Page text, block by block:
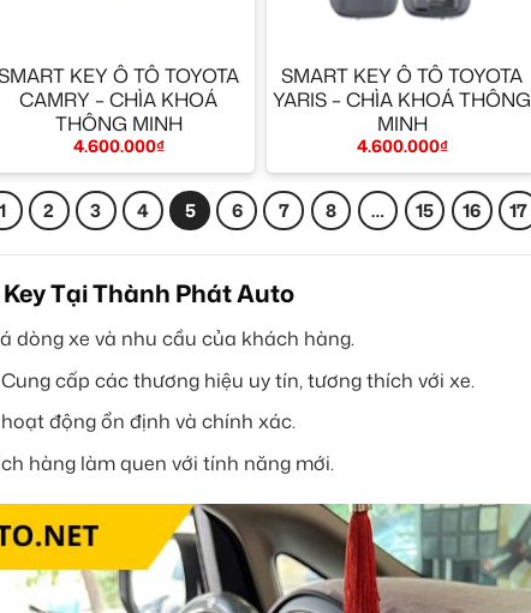
KEY Ô TÔ TOYOTA
CAMRY – CHÌA KHOÁ
THÔNG MINH
4.600.000₫
SMART KEY Ô TÔ TOYOTA
YARIS – CHÌA KHOÁ THÔNG
MINH
4.600.000₫
1 2 3 4 5 6 7 8 … 15 16 17
Tại Thành Phát Auto
dòng xe và nhu cầu của khách hàng.
cấp các thương hiệu uy tín, tương thích với xe.
động ổn định và chính xác.
hàng làm quen với tính năng mới.